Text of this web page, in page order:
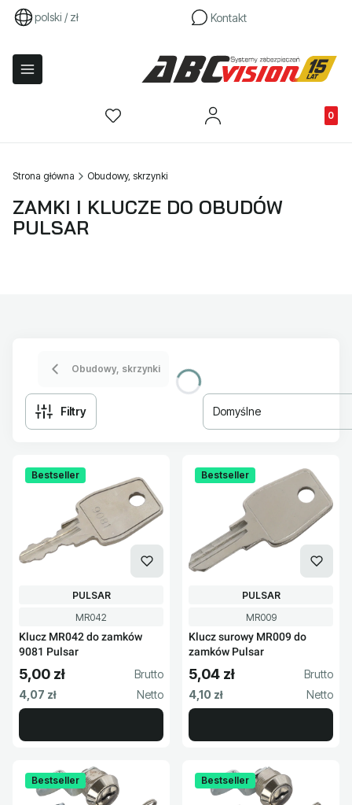
polski / zł Kontakt
Strona główna Obudowy, skrzynki
ZAMKI I KLUCZE DO OBUDÓW
PULSAR
Obudowy, skrzynki
Filtry Domyślne
Bestseller
Kod produktu
MR042
Klucz MR042 do zamków
9081 Pulsar
PRODUCENT
PULSAR
Cena brutto
5,00 zł
Cena netto
4,07 zł
Bestseller
Kod produktu
MR009
Klucz surowy MR009 do
zamków Pulsar
PRODUCENT
PULSAR
Cena brutto
5,04 zł
Cena netto
4,10 zł
Bestseller Bestseller